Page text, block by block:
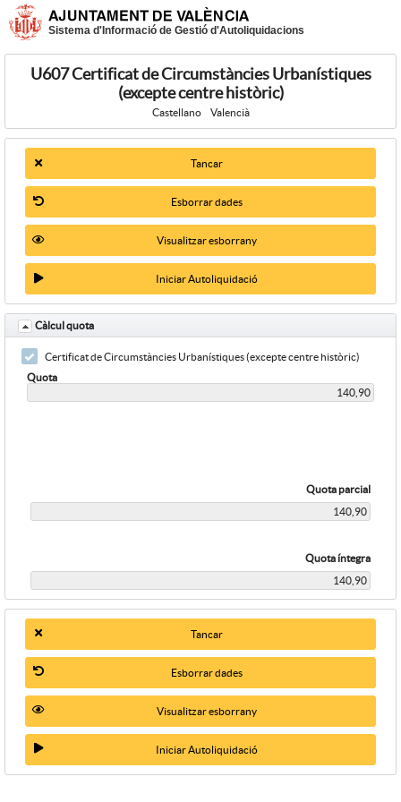
Sistema d'Informació de Gestió d'Autoliquidacions
U607 Certificat de Circumstàncies Urbanístiques
(excepte centre històric)
Castellano Valencià
Tancar
Esborrar dades
Visualitzar esborrany
Iniciar Autoliquidació
Càlcul quota
Certificat de Circumstàncies Urbanístiques (excepte centre històric)
Quota
Quota parcial
Quota íntegra
Tancar
Esborrar dades
Visualitzar esborrany
Iniciar Autoliquidació